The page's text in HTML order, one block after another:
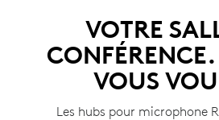
VOTRE
VOUS
Les hubs pour microphone